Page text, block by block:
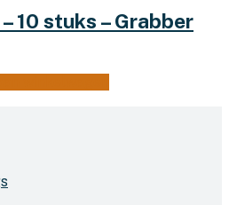
10 stuks – Grabber